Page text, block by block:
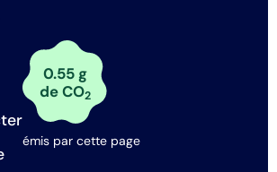
0.55 g
de CO2
émis par cette page